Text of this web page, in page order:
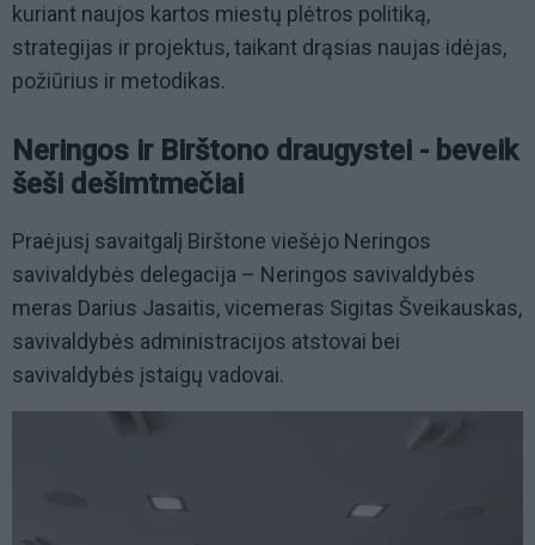
kuriant naujos kartos miestų plėtros politiką,
strategijas ir projektus, taikant drąsias naujas idėjas,
požiūrius ir metodikas.
Neringos ir Birštono draugystei - beveik
šeši dešimtmečiai
Praėjusį savaitgalį Birštone viešėjo Neringos
savivaldybės delegacija – Neringos savivaldybės
meras Darius Jasaitis, vicemeras Sigitas Šveikauskas,
savivaldybės administracijos atstovai bei
savivaldybės įstaigų vadovai.